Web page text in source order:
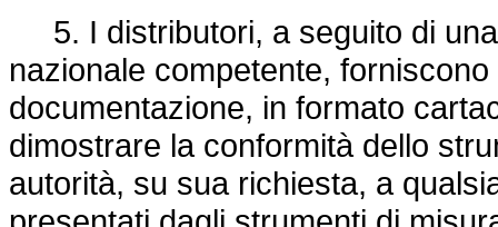
5. I distributori, a seguito di
nazionale competente,
documentazione, in formato
dimostrare la conformità dello
autorità, su sua richiesta, a